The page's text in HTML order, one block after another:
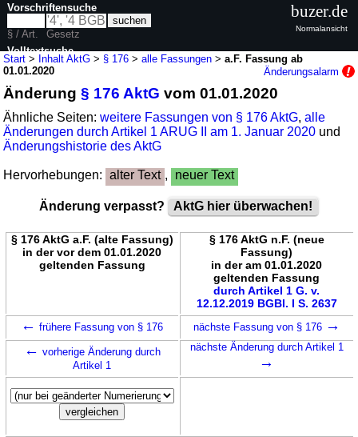
Start > Inhalt AktG > § 176 >alle Fassungen >a.F. Fassung ab
01.01.2020
Änderungsalarm
Änderung§ 176 AktG vom 01.01.2020
Ähnliche Seiten:weitere Fassungen von § 176 AktG,alle
Änderungen durch Artikel 1 ARUG II am 1. Januar 2020 und
Änderungshistorie des AktG
Hervorhebungen: alter Text , neuer Text
Änderung verpasst? AktG hier überwachen!
§ 176 AktG a.F. (alte Fassung)
in der vor dem 01.01.2020
geltenden Fassung
§ 176 AktG n.F. (neue
Fassung)
in der am 01.01.2020
geltenden Fassung
durch Artikel 1 G. v.
12.12.2019 BGBl. I S. 2637
← frühere Fassung von § 176 nächste Fassung von § 176 →
← vorherige Änderung durch
Artikel 1
nächste Änderung durch Artikel 1
→
Vorschriftensuche
§ / Art.
Gesetz
Volltextsuche
buzer.de
Normalansicht